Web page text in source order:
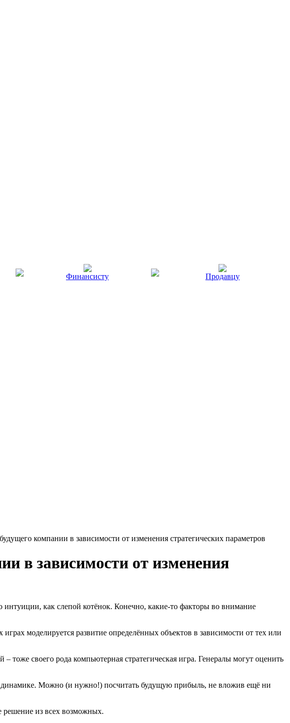
Финансисту Продавцу
компании в зависимости от изменения стратегических параметров
в зависимости от изменения
интуиции, как слепой котёнок. Конечно, какие-то факторы во внимание
играх моделируется развитие определённых объектов в зависимости от тех или
– тоже своего рода компьютерная стратегическая игра. Генералы могут оценить
динамике. Можно (и нужно!) посчитать будущую прибыль, не вложив ещё ни
решение из всех возможных.